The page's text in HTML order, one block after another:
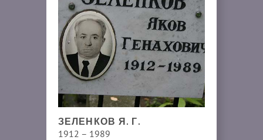
ЗЕЛЕНКОВ Я. Г.
1912 – 1989